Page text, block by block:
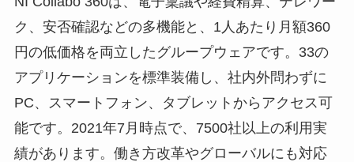
ク、安否確認などの多機能と、1人あたり月額360
円の低価格を両立したグループウェアです。33の
アプリケーションを標準装備し、社内外問わずに
PC、スマートフォン、タブレットからアクセス可
能です。2021年7月時点で、7500社以上の利用実
績があります。働き方改革やグローバルにも対応